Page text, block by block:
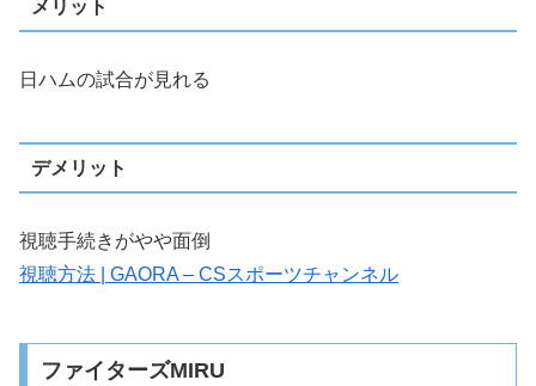
メリット
日ハムの試合が見れる
デメリット
視聴手続きがやや面倒
視聴方法 | GAORA – CSスポーツチャンネル
ファイターズMIRU